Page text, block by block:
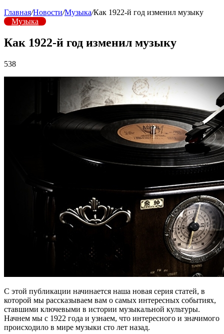
Главная/Новости/Музыка/Как 1922-й год изменил музыку
Музыка
Как 1922-й год изменил музыку
538
С этой публикации начинается наша новая серия статей, в
которой мы рассказываем вам о самых интересных событиях,
ставшими ключевыми в истории музыкальной культуры.
Начнем мы с 1922 года и узнаем, что интересного и значимого
происходило в мире музыки сто лет назад.